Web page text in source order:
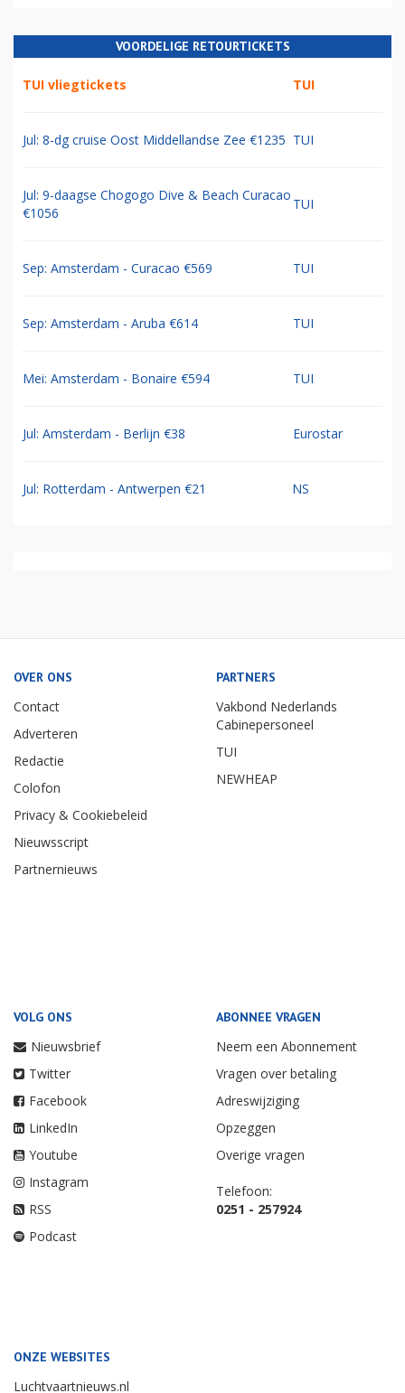
VOORDELIGE RETOURTICKETS
TUI vliegtickets TUI
Jul: 8-dg cruise Oost Middellandse Zee €1235 TUI
Jul: 9-daagse Chogogo Dive & Beach Curacao
€1056
TUI
Sep: Amsterdam - Curacao €569 TUI
Sep: Amsterdam - Aruba €614 TUI
Mei: Amsterdam - Bonaire €594 TUI
Jul: Amsterdam - Berlijn €38 Eurostar
Jul: Rotterdam - Antwerpen €21 NS
OVER ONS
Contact
Adverteren
Redactie
Colofon
Privacy & Cookiebeleid
Nieuwsscript
Partnernieuws
PARTNERS
Vakbond Nederlands
Cabinepersoneel
TUI
NEWHEAP
VOLG ONS
Nieuwsbrief
Twitter
Facebook
LinkedIn
Youtube
Instagram
RSS
Podcast
ABONNEE VRAGEN
Neem een Abonnement
Vragen over betaling
Adreswijziging
Opzeggen
Overige vragen
Telefoon:
0251 - 257924
ONZE WEBSITES
Luchtvaartnieuws.nl